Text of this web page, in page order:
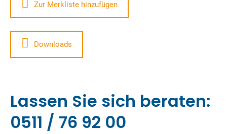
Zur Merkliste hinzufügen
Downloads
Lassen Sie sich beraten:
0511 / 76 92 00